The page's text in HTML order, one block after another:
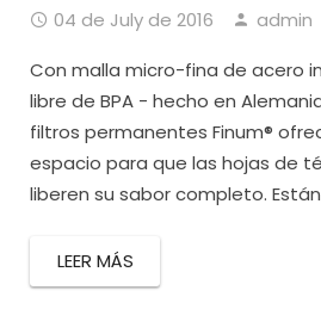
04 de July de 2016
admin
Con malla micro-fina de acero
libre de BPA - hecho en
filtros permanentes Finum®
espacio para que las hojas de
liberen su sabor completo.
LEER MÁS